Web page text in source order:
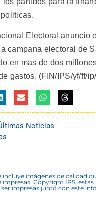
Electoral anuncio
campana electoral de
en mas de dos
gastos. (FIN/IPS/yf/ff/
Noticias
incluye imágenes de calidad
impresas. Copyright IPS, estas
impresas junto con este